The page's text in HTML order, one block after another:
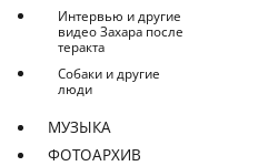
Интервью и другие
видео Захара после
теракта
Собаки и другие
люди
МУЗЫКА
ФОТОАРХИВ